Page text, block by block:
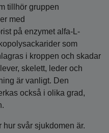
tillhör gruppen
med
på enzymet alfa-L-
som
i kroppen och skadar
skelett, leder och
är vanligt. Den
också i olika grad,
svår sjukdomen är.